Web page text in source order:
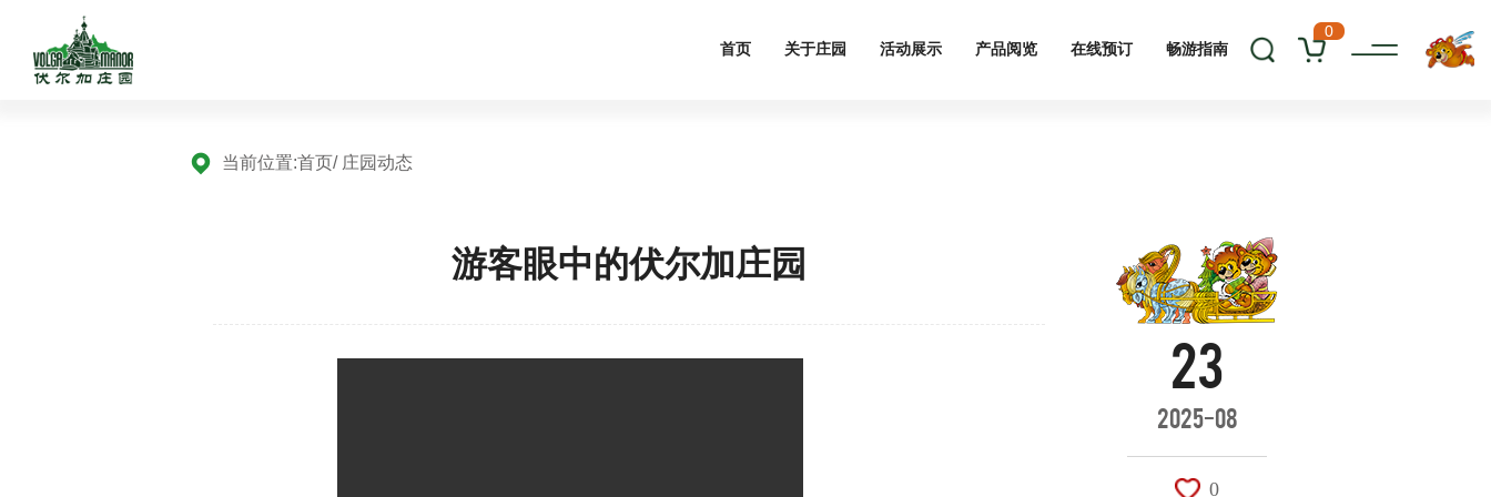
首页 关于庄园 活动展示 产品阅览 在线预订 畅游指南
0
当前位置:首页/ 庄园动态
游客眼中的伏尔加庄园
23
2025-08
0